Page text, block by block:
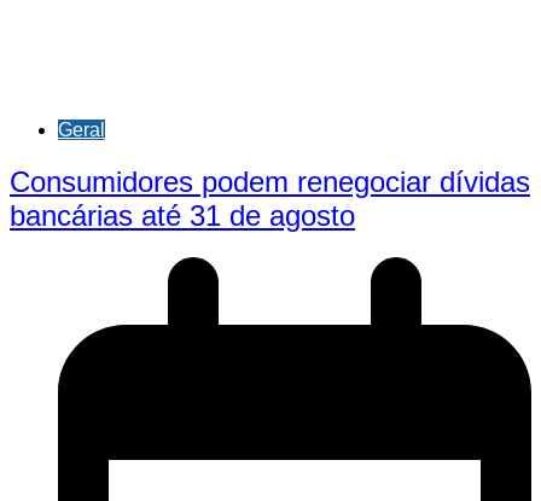
Geral
Consumidores podem renegociar dívidas
bancárias até 31 de agosto